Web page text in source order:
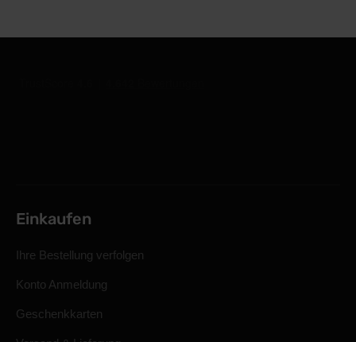
Einkaufen
Ihre Bestellung verfolgen
Konto Anmeldung
Geschenkkarten